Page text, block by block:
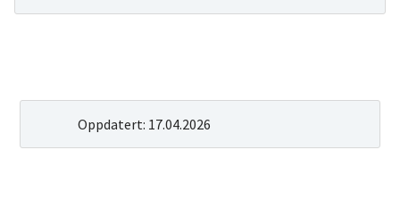
Oppdatert: 17.04.2026